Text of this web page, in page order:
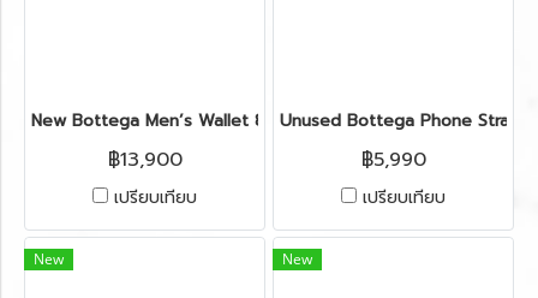
New Bottega Men’s Wallet 8 Card in Dark Brown Leather
฿13,900
เปรียบเทียบ
Unused Bottega Phone Strap
฿5,990
เปรียบเทียบ
New New